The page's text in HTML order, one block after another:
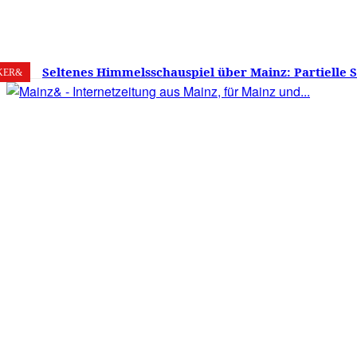
6. August 2026 29 Mainz
Seltenes Himmelsschauspiel über Mainz: Partielle
am 12. August 2026 – Sonne zu etwa 88 Prozent